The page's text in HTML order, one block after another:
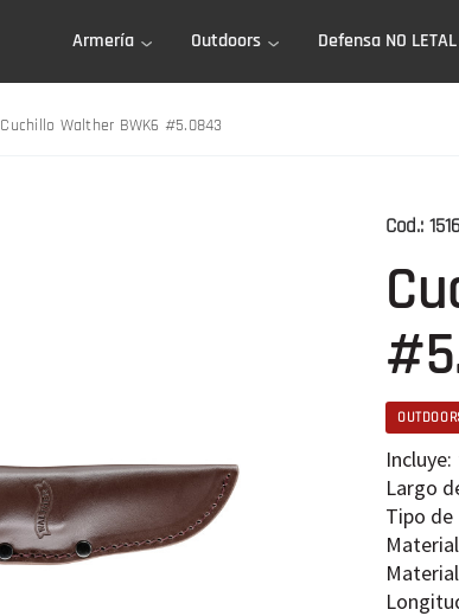
Armería Outdoors Defensa NO LETAL
Cuchillo Walther BWK6 #5.0843
Cod.:
Largo
Tipo de